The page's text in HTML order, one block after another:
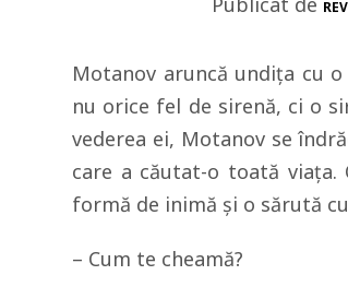
Motanov aruncă undiţa cu
nu orice fel de sirenă, ci o
vederea ei, Motanov se
care a căutat-o toată
formă de inimă şi o sărută
– Cum te cheamă?